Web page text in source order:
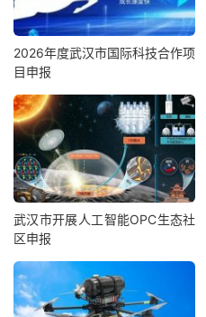
2026年度武汉市国际科技合作项
目申报
武汉市开展人工智能OPC生态社
区申报